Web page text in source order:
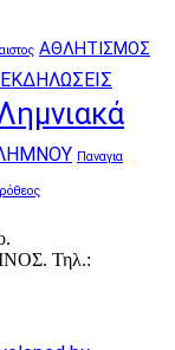
ΑΘΛΗΤΙΣΜΟΣ
ΕΚΔΗΛΩΣΕΙΣ
Παναγια
Τηλ.: